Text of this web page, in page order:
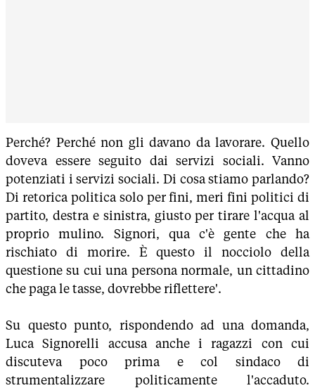
Perché? Perché non gli davano da lavorare. Quello
doveva essere seguito dai servizi sociali. Vanno
potenziati i servizi sociali. Di cosa stiamo parlando?
Di retorica politica solo per fini, meri fini politici di
partito, destra e sinistra, giusto per tirare l'acqua al
proprio mulino. Signori, qua c'è gente che ha
rischiato di morire. È questo il nocciolo della
questione su cui una persona normale, un cittadino
che paga le tasse, dovrebbe riflettere'.
Su questo punto, rispondendo ad una domanda,
Luca Signorelli accusa anche i ragazzi con cui
discuteva poco prima e col sindaco di
strumentalizzare politicamente l'accaduto.